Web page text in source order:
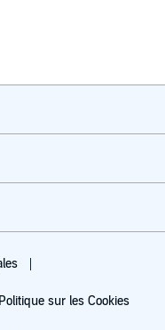
Politique sur les Cookies